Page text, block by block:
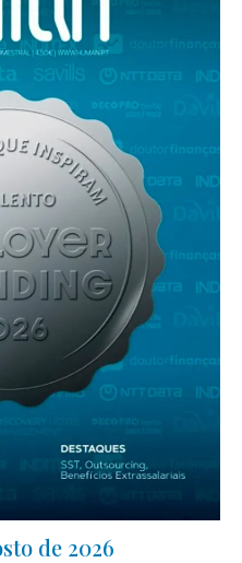
de 2026